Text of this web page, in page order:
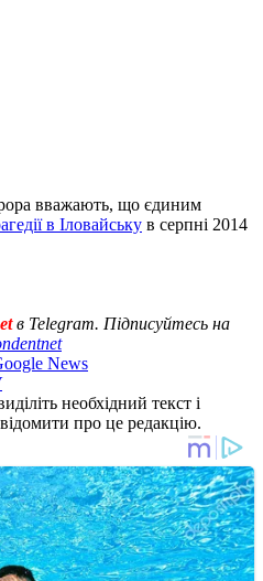
вважають, що єдиним
в Іловайську в серпні 2014
в Telegram. Підписуйтесь на
News
необхідний текст і
про це редакцію.